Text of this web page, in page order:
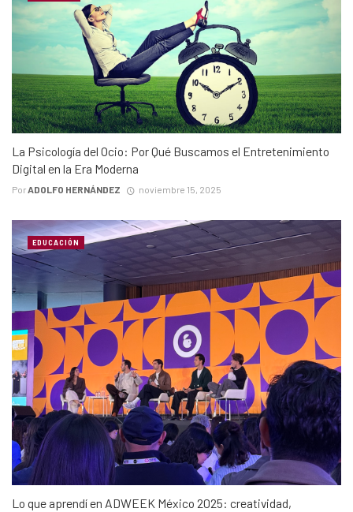
La Psicología del Ocio: Por Qué Buscamos el Entretenimiento
Digital en la Era Moderna
PorADOLFO HERNÁNDEZ noviembre 15, 2025
Lo que aprendí en ADWEEK México 2025: creatividad,
EDUCACIÓN